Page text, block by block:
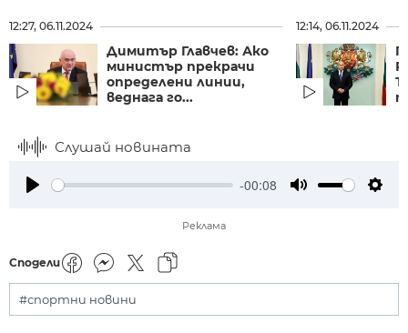
12:27, 06.11.2024
Димитър Главчев: Ако
министър прекрачи
определени линии,
веднага го...
12:14, 06.11.2024
Слушай новината
-00:08
Реклама
Сподели
#спортни новини